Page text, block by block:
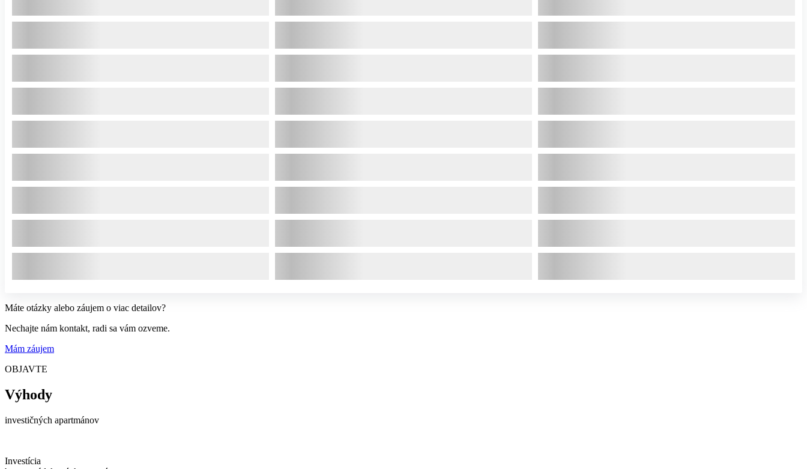
Máte otázky alebo záujem o viac detailov?
Nechajte nám kontakt, radi sa vám ozveme.
Mám záujem
OBJAVTE
Výhody
investičných apartmánov
Investícia